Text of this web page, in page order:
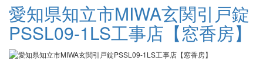
愛知県知立市MIWA玄関引戸錠
PSSL09-1LS工事店【窓香房】